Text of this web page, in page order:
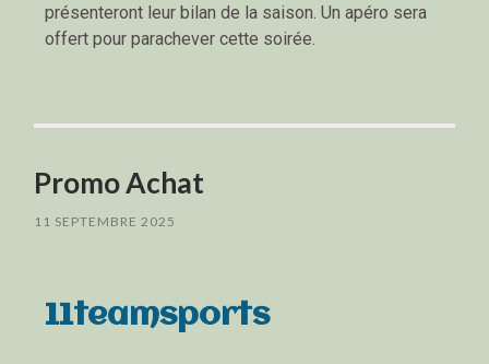
présenteront leur bilan de la saison. Un apéro sera
offert pour parachever cette soirée.
Promo Achat
11 SEPTEMBRE 2025
11teamsports